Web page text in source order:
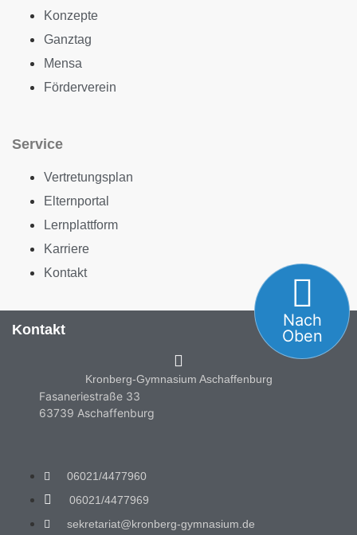
Konzepte
Ganztag
Mensa
Förderverein
Service
Vertretungsplan
Elternportal
Lernplattform
Karriere
Kontakt
Kontakt
Kronberg-Gymnasium Aschaffenburg
Fasaneriestraße 33
63739 Aschaffenburg
06021/4477960
06021/4477969
sekretariat@kronberg-gymnasium.de
Nach
Oben